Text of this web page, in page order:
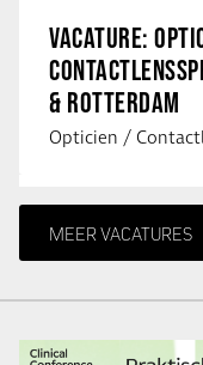
VACATURE:
& ROTTERDAM
MEER VACATURES